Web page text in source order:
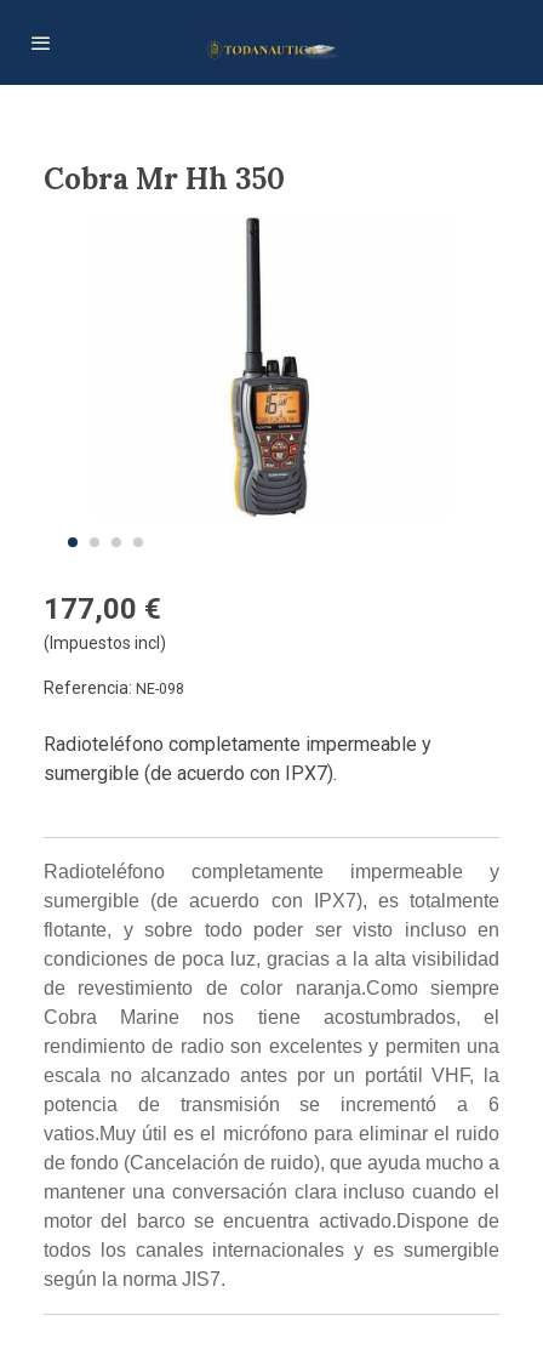
Cobra Mr Hh 350
177,00 €
(Impuestos incl)
Referencia: NE-098
Radioteléfono completamente impermeable y
sumergible (de acuerdo con IPX7).
Radioteléfono completamente impermeable y
sumergible (de acuerdo con IPX7), es totalmente
flotante, y sobre todo poder ser visto incluso en
condiciones de poca luz, gracias a la alta visibilidad
de revestimiento de color naranja.Como siempre
Cobra Marine nos tiene acostumbrados, el
rendimiento de radio son excelentes y permiten una
escala no alcanzado antes por un portátil VHF, la
potencia de transmisión se incrementó a 6
vatios.Muy útil es el micrófono para eliminar el ruido
de fondo (Cancelación de ruido), que ayuda mucho a
mantener una conversación clara incluso cuando el
motor del barco se encuentra activado.Dispone de
todos los canales internacionales y es sumergible
según la norma JIS7.